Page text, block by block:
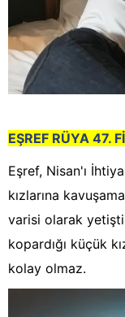
EŞREF RÜYA 47.
Eşref, Nisan'ı
kızlarına
varisi olarak
kopardığı küçük
kolay olmaz.